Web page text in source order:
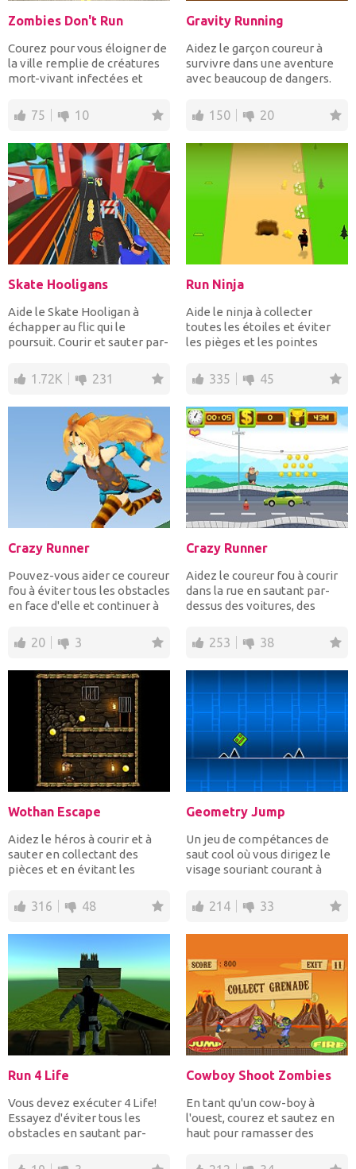
Zombies Don't Run
Courez pour vous éloigner de
la ville remplie de créatures
mort-vivant infectées et
75 10
Gravity Running
Aidez le garçon coureur à
survivre dans une aventure
avec beaucoup de dangers.
150 20
Skate Hooligans
Aide le Skate Hooligan à
échapper au flic qui le
poursuit. Courir et sauter par-
1.72K 231
Run Ninja
Aide le ninja à collecter
toutes les étoiles et éviter
les pièges et les pointes
335 45
Crazy Runner
Pouvez-vous aider ce coureur
fou à éviter tous les obstacles
en face d'elle et continuer à
20 3
Crazy Runner
Aidez le coureur fou à courir
dans la rue en sautant par-
dessus des voitures, des
253 38
Wothan Escape
Aidez le héros à courir et à
sauter en collectant des
pièces et en évitant les
316 48
Geometry Jump
Un jeu de compétances de
saut cool où vous dirigez le
visage souriant courant à
214 33
Run 4 Life
Vous devez exécuter 4 Life!
Essayez d'éviter tous les
obstacles en sautant par-
Cowboy Shoot Zombies
En tant qu'un cow-boy à
l'ouest, courez et sautez en
haut pour ramasser des